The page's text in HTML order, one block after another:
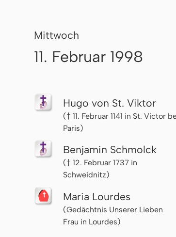
Mittwoch
11. Februar 1998
Hugo von St. Viktor
(† 11. Februar 1141 in St. Victor
Paris)
Benjamin Schmolck
(† 12. Februar 1737 in
Schweidnitz)
Maria Lourdes
(Gedächtnis Unserer Lieben
Frau in Lourdes)